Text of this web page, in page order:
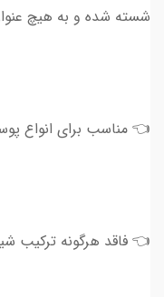
شسته شده و به هیچ
👈 مناسب برای انواع
👈 فاقد هرگونه ترکیب